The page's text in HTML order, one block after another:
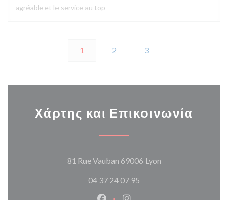
agréable et le service au top
1 2 3
Χάρτης και Επικοινωνία
81 Rue Vauban 69006 Lyon((ανοίγει σε νέο
04 37 24 07 95